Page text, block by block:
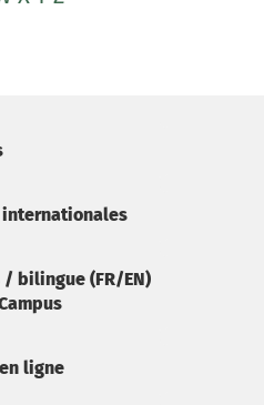
/ bilingue (FR/EN)
ligne